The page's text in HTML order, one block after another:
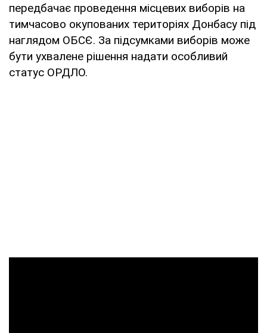
передбачає проведення місцевих виборів на
тимчасово окупованих територіях Донбасу під
наглядом ОБСЄ. За підсумками виборів може
бути ухвалене рішення надати особливий
статус ОРДЛО.